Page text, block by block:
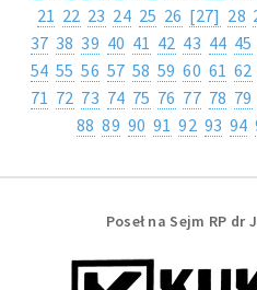
21 22 23 24 25 26 [27] 28
37 38 39 40 41 42 43 44 45
54 55 56 57 58 59 60 61 62
71 72 73 74 75 76 77 78 79
88 89 90 91 92 93 94
Poseł na Sejm RP dr